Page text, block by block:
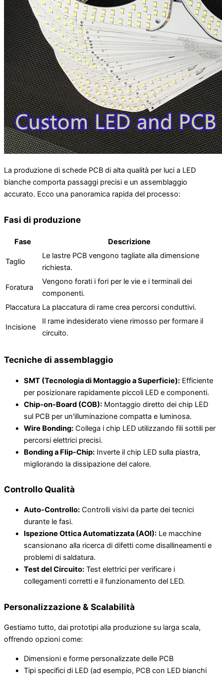
La produzione di schede PCB di alta qualità per luci a LED
bianche comporta passaggi precisi e un assemblaggio
accurato. Ecco una panoramica rapida del processo:
Fasi di produzione
Fase Descrizione
Taglio
Le lastre PCB vengono tagliate alla dimensione
richiesta.
Foratura
Vengono forati i fori per le vie e i terminali dei
componenti.
Placcatura La placcatura di rame crea percorsi conduttivi.
Incisione
Il rame indesiderato viene rimosso per formare il
circuito.
Tecniche di assemblaggio
SMT (Tecnologia di Montaggio a Superficie): Efficiente
per posizionare rapidamente piccoli LED e componenti.
Chip-on-Board (COB): Montaggio diretto dei chip LED
sul PCB per un'illuminazione compatta e luminosa.
Wire Bonding: Collega i chip LED utilizzando fili sottili per
percorsi elettrici precisi.
Bonding a Flip-Chip: Inverte il chip LED sulla piastra,
migliorando la dissipazione del calore.
Controllo Qualità
Auto-Controllo: Controlli visivi da parte dei tecnici
durante le fasi.
Ispezione Ottica Automatizzata (AOI): Le macchine
scansionano alla ricerca di difetti come disallineamenti e
problemi di saldatura.
Test del Circuito: Test elettrici per verificare i
collegamenti corretti e il funzionamento del LED.
Personalizzazione & Scalabilità
Gestiamo tutto, dai prototipi alla produzione su larga scala,
offrendo opzioni come:
Dimensioni e forme personalizzate delle PCB
Tipi specifici di LED (ad esempio, PCB con LED bianchi